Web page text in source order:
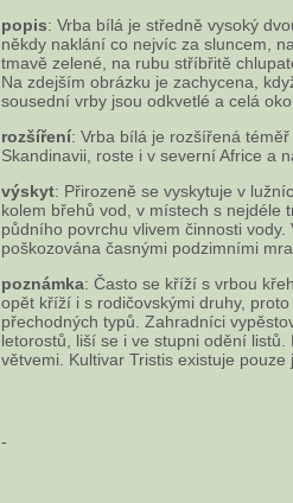
popis: Vrba bílá je středně vysoký
někdy naklání co nejvíc za sluncem,
tmavě zelené, na rubu stříbřitě
Na zdejším obrázku je zachycena,
sousední vrby jsou odkvetlé a celá
rozšíření: Vrba bílá je rozšířená
Skandinavii, roste i v severní Africe a
výskyt: Přirozeně se vyskytuje v
kolem břehů vod, v místech s nejdéle
půdního povrchu vlivem činnosti
poškozována časnými podzimními
poznámka: Často se kříží s vrbou
opět kříží i s rodičovskými druhy,
přechodných typů. Zahradníci
letorostů, liší se i ve stupni odění
větvemi. Kultivar Tristis existuje pouze
-